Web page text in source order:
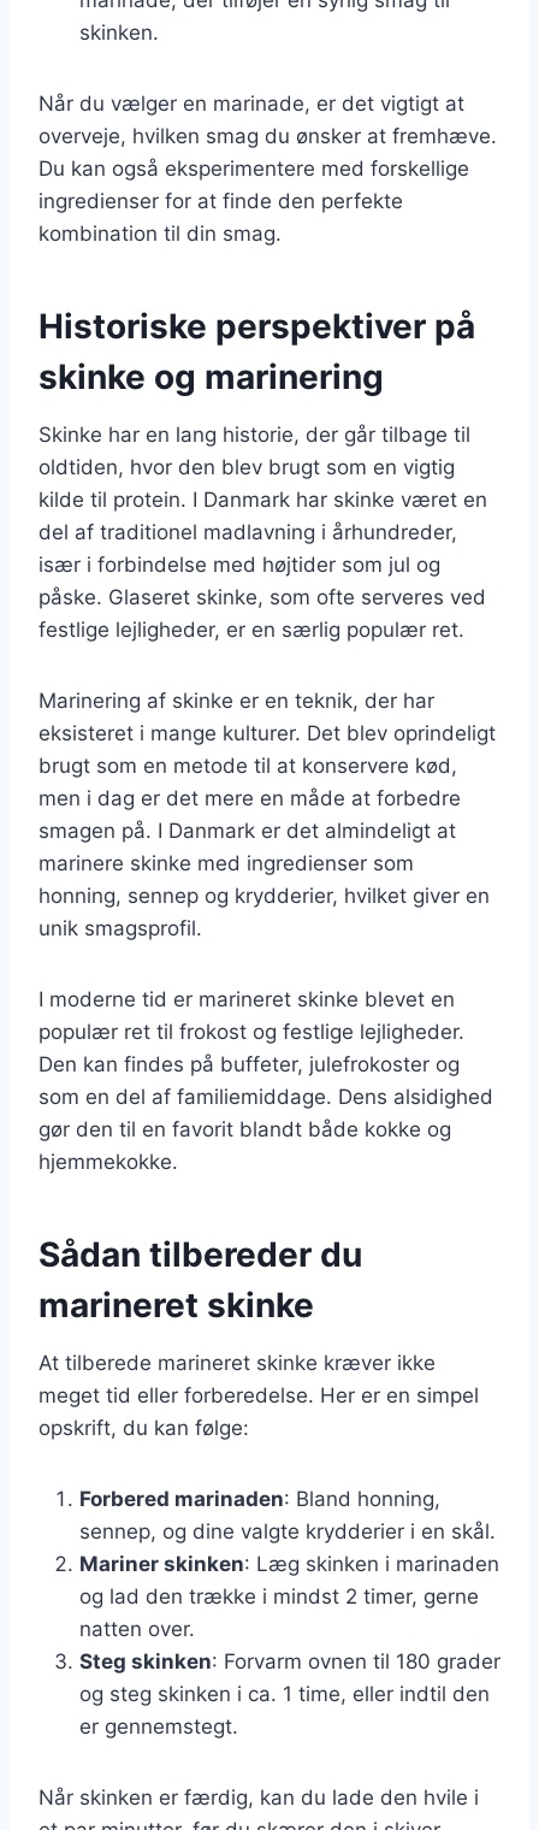
skinken.
Når du vælger en marinade, er det vigtigt at
overveje, hvilken smag du ønsker at fremhæve.
Du kan også eksperimentere med forskellige
ingredienser for at finde den perfekte
kombination til din smag.
Historiske perspektiver på
skinke og marinering
Skinke har en lang historie, der går tilbage til
oldtiden, hvor den blev brugt som en vigtig
kilde til protein. I Danmark har skinke været en
del af traditionel madlavning i århundreder,
især i forbindelse med højtider som jul og
påske. Glaseret skinke, som ofte serveres ved
festlige lejligheder, er en særlig populær ret.
Marinering af skinke er en teknik, der har
eksisteret i mange kulturer. Det blev oprindeligt
brugt som en metode til at konservere kød,
men i dag er det mere en måde at forbedre
smagen på. I Danmark er det almindeligt at
marinere skinke med ingredienser som
honning, sennep og krydderier, hvilket giver en
unik smagsprofil.
I moderne tid er marineret skinke blevet en
populær ret til frokost og festlige lejligheder.
Den kan findes på buffeter, julefrokoster og
som en del af familiemiddage. Dens alsidighed
gør den til en favorit blandt både kokke og
hjemmekokke.
Sådan tilbereder du
marineret skinke
At tilberede marineret skinke kræver ikke
meget tid eller forberedelse. Her er en simpel
opskrift, du kan følge:
Forbered marinaden: Bland honning,
sennep, og dine valgte krydderier i en skål.
Mariner skinken: Læg skinken i marinaden
og lad den trække i mindst 2 timer, gerne
natten over.
Steg skinken: Forvarm ovnen til 180 grader
og steg skinken i ca. 1 time, eller indtil den
er gennemstegt.
Når skinken er færdig, kan du lade den hvile i